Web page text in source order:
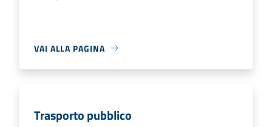
VAI ALLA PAGINA
Trasporto pubblico